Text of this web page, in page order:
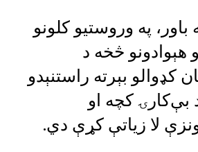
باور، په وروستیو کلونو
هېوادونو څخه د
کډوالو بېرته راستنېدو
بې‌کارۍ کچه او
لا زیاتې کړې دي.